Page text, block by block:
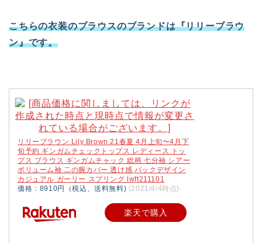
こちらの衣装のブラウスのブランドは『リリーブラウ
ン』です。
リリーブラウン Lily Brown 21春夏 4月上旬〜4月下
旬予約 ギンガムチェックトップス レディース トッ
プス ブラウス ギンガムチャック 総柄 七分袖 シアー
ボリューム袖 二の腕カバー 透け感 バックデザイン
カジュアル ガーリー スプリング lwft211101
価格：8910円（税込、送料無料) (2021/4/4時点)
楽天で購入